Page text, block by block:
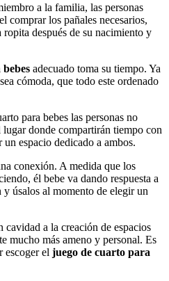
a la familia, las personas
comprar los pañales necesarios,
después de su nacimiento y
adecuado toma su tiempo. Ya
cómoda, que todo este ordenado
para bebes las personas no
lugar donde compartirán tiempo con
espacio dedicado a ambos.
conexión. A medida que los
él bebe va dando respuesta a
y úsalos al momento de elegir un
cavidad a la creación de espacios
mucho más ameno y personal. Es
escoger el juego de cuarto para